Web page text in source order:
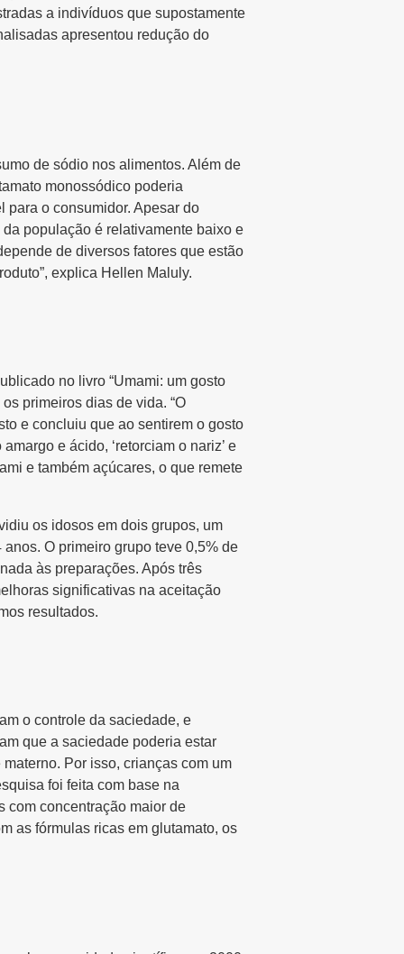
a indivíduos que supostamente
apresentou redução do
de sódio nos alimentos. Além de
monossódico poderia
para o consumidor. Apesar do
população é relativamente baixo e
de diversos fatores que estão
explica Hellen Maluly.
no livro “Umami: um gosto
primeiros dias de vida. “O
e concluiu que ao sentirem o gosto
e ácido, ‘retorciam o nariz’ e
e também açúcares, o que remete
os idosos em dois grupos, um
O primeiro grupo teve 0,5% de
às preparações. Após três
significativas na aceitação
resultados.
o controle da saciedade, e
que a saciedade poderia estar
Por isso, crianças com um
foi feita com base na
com concentração maior de
as fórmulas ricas em glutamato, os